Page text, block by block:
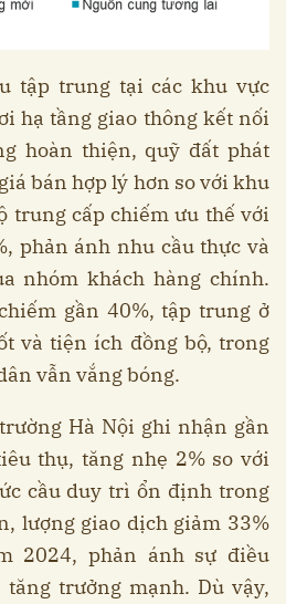
tập trung tại các khu vực
hạ tầng giao thông kết nối
hoàn thiện, quỹ đất phát
bán hợp lý hơn so với khu
trung cấp chiếm ưu thế với
phản ánh nhu cầu thực và
nhóm khách hàng chính.
gần 40%, tập trung ở
và tiện ích đồng bộ, trong
vẫn vắng bóng.
Hà Nội ghi nhận gần
thụ, tăng nhẹ 2% so với
cầu duy trì ổn định trong
lượng giao dịch giảm 33%
2024, phản ánh sự điều
trưởng mạnh. Dù vậy,